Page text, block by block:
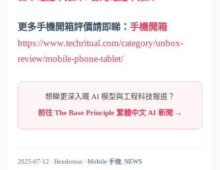
更多手機開箱評價請即睇： 手機開箱
https://www.techritual.com/category/unbox-
review/mobile-phone-tablet/
想睇更深入嘅 AI 模型與工程科技報道？
前往 The Base Principle 繁體中文 AI 新聞 →
2025-07-12 · Henderson · Mobile 手機, NEWS